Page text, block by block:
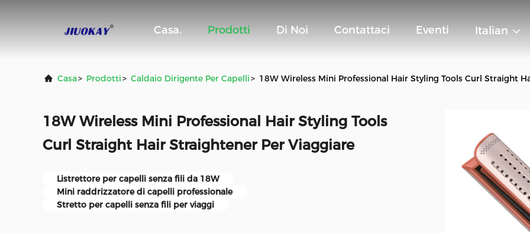
Casa. Prodotti Di Noi Contattaci Eventi Italian
Casa> Prodotti> Caldaio Dirigente Per Capelli> 18W Wireless Mini Professional Hair Styling Tools Curl Straight
18W Wireless Mini Professional Hair Styling Tools
Curl Straight Hair Straightener Per Viaggiare
Listrettore per capelli senza fili da 18W
Mini raddrizzatore di capelli professionale
Stretto per capelli senza fili per viaggi